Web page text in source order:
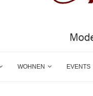
WOHNEN EVENTS